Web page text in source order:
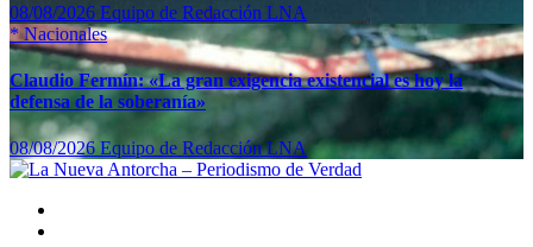
08/08/2026 Equipo de Redacción LNA
*Nacionales
Claudio Fermín: «La gran exigencia existencial es hoy la
defensa de la soberanía»
08/08/2026Equipo de Redacción LNA